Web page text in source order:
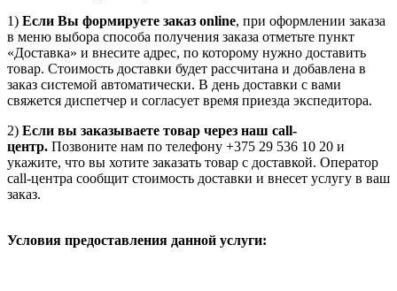
1) Если Вы формируете заказ online, при оформлении заказа
в меню выбора способа получения заказа отметьте пункт
«Доставка» и внесите адрес, по которому нужно доставить
товар. Стоимость доставки будет рассчитана и добавлена в
заказ системой автоматически. В день доставки с вами
свяжется диспетчер и согласует время приезда экспедитора.
2) Если вы заказываете товар через наш call-
центр. Позвоните нам по телефону +375 29 536 10 20 и
укажите, что вы хотите заказать товар с доставкой. Оператор
call-центра сообщит стоимость доставки и внесет услугу в ваш
заказ.
Условия предоставления данной услуги: